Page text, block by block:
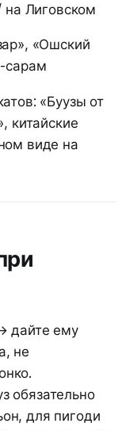
на Лиговском
«Ошский
сарам
«Буузы от
китайские
виде на
дайте ему
не
обязательно
для пигоди